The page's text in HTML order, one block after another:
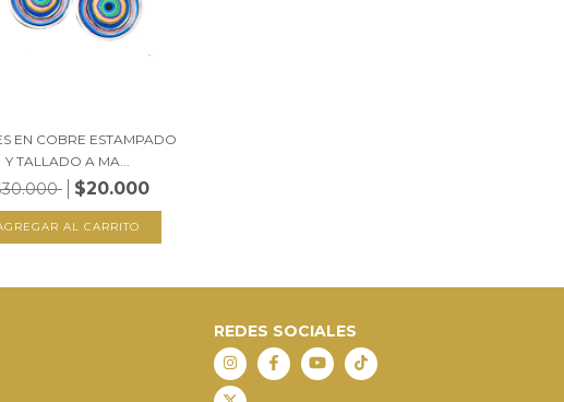
EN COBRE ESTAMPADO
Y TALLADO A MA...
$20.000
REDES SOCIALES